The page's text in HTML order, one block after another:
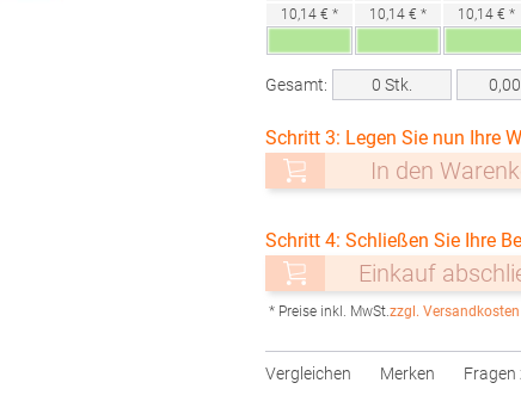
10,14 € *
10,14 € *
10,14 € *
Gesamt: 0 Stk.
Schritt 3: Legen Sie nun Ihre
In den
Schritt 4: Schließen Sie Ihre
Einkauf
* Preise inkl. MwSt.zzgl. Versandkosten
Vergleichen Merken Fragen